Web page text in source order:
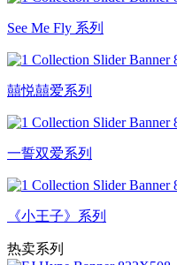
See Me Fly 系列
囍悦囍爱系列
一誓双爱系列
《小王子》系列
热卖系列